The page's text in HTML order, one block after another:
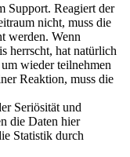
Support. Reagiert der
nicht, muss die
werden. Wenn
herrscht, hat natürlich
wieder teilnehmen
Reaktion, muss die
Seriösität und
die Daten hier
Statistik durch